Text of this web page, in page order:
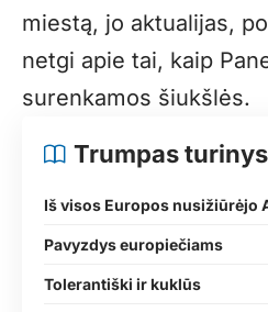
miestą, jo aktualijas,
netgi apie tai, kaip
surenkamos šiukšlės.
Trumpas turinys
Iš visos Europos nusižiūrėjo
Pavyzdys europiečiams
Tolerantiški ir kuklūs